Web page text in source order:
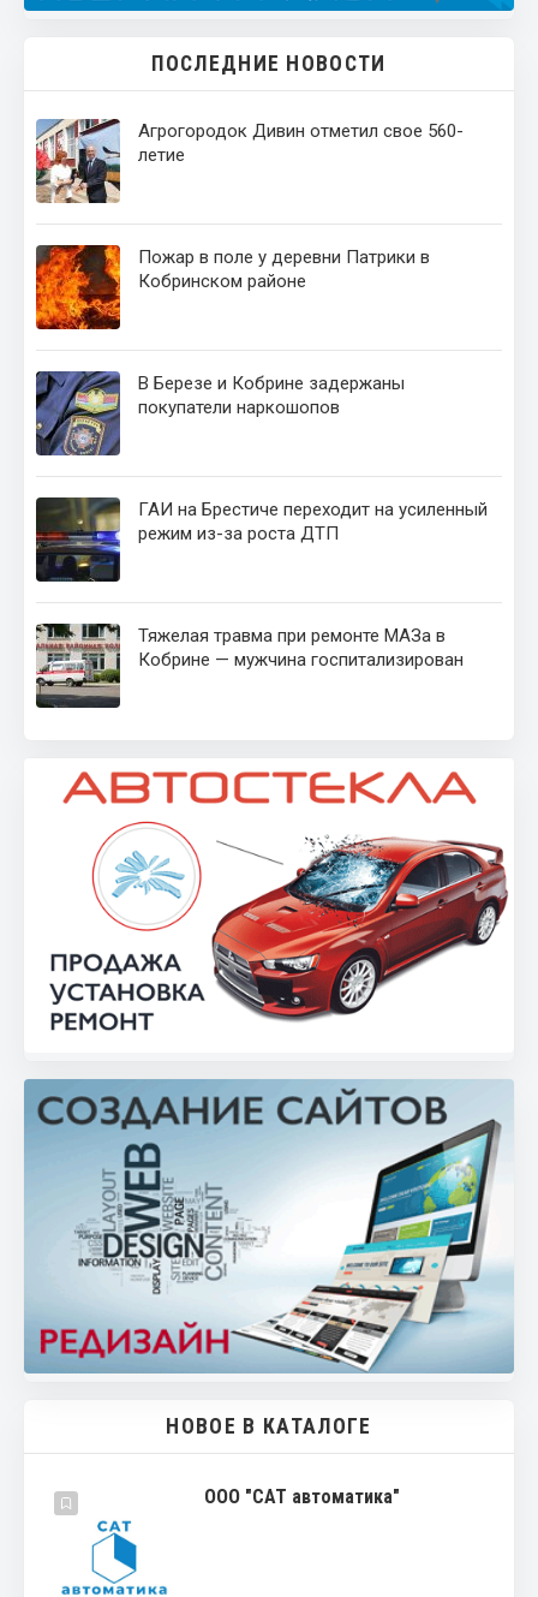
ПОСЛЕДНИЕ НОВОСТИ
Агрогородок Дивин отметил свое 560-
летие
Пожар в поле у деревни Патрики в
Кобринском районе
В Березе и Кобрине задержаны
покупатели наркошопов
ГАИ на Брестиче переходит на усиленный
режим из-за роста ДТП
Тяжелая травма при ремонте МАЗа в
Кобрине — мужчина госпитализирован
НОВОЕ В КАТАЛОГЕ
ООО "САТ автоматика"